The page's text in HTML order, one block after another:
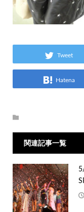
Tweet
Hatena
関連記事一覧